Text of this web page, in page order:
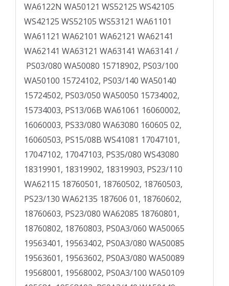
WA6122N WA50121 WS52125 WS42105
WS42125 WS52105 WS53121 WA61101
WA61121 WA62101 WA62121 WA62141
WA62141 WA63121 WA63141 WA63141 /
PS03/080 WA50080 157189­02, PS03/100
WA50100 157241­02, PS03/140 WA50140
157245­02, PS03/050 WA50050 157340­02,
157340­03, PS13/06B WA61061 160600­02,
160600­03, PS33/080 WA63080 160605­ 02,
160605­03, PS15/08B WS41081 170471­01,
170471­02, 170471­03, PS35/080 WS43080
183199­01, 183199­02, 183199­03, PS23/110
WA62115 187605­01, 187605­02, 187605­03,
PS23/130 WA62135 187606­ 01, 187606­02,
187606­03, PS23/080 WA62085 187608­01,
187608­02, 187608­03, PS0A3/060 WA50065
195634­01, 195634­02, PS0A3/080 WA50085
195636­01, 195636­02, PS0A3/080 WA50089
195680­01, 195680­02, PS0A3/100 WA50109